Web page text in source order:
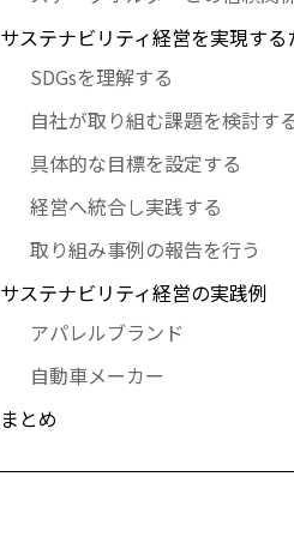
サステナビリティ経営を実現す
SDGsを理解する
自社が取り組む課題を検討す
具体的な目標を設定する
経営へ統合し実践する
取り組み事例の報告を行う
サステナビリティ経営の実践例
アパレルブランド
自動車メーカー
まとめ